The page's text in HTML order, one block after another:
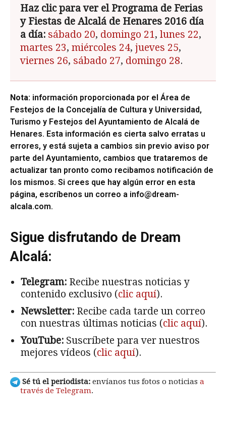
Haz clic para ver el Programa de Ferias
y Fiestas de Alcalá de Henares 2016 día
a día: sábado 20, domingo 21, lunes 22,
martes 23, miércoles 24, jueves 25,
viernes 26, sábado 27, domingo 28.
Nota: información proporcionada por el Área de
Festejos de la Concejalía de Cultura y Universidad,
Turismo y Festejos del Ayuntamiento de Alcalá de
Henares. Esta información es cierta salvo erratas u
errores, y está sujeta a cambios sin previo aviso por
parte del Ayuntamiento, cambios que trataremos de
actualizar tan pronto como recibamos notificación de
los mismos. Si crees que hay algún error en esta
página, escríbenos un correo a info@dream-
alcala.com.
Sigue disfrutando de Dream
Alcalá:
Telegram: Recibe nuestras noticias y
contenido exclusivo (clic aquí).
Newsletter: Recibe cada tarde un correo
con nuestras últimas noticias (clic aquí).
YouTube: Suscríbete para ver nuestros
mejores vídeos (clic aquí).
Sé tú el periodista: envíanos tus fotos o noticias a
través de Telegram.